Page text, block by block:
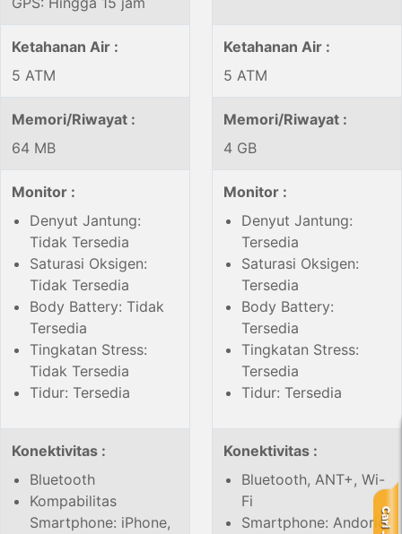
Ketahanan Air :
5 ATM
Ketahanan Air :
5 ATM
Memori/Riwayat :
64 MB
Memori/Riwayat :
4 GB
Monitor :
Denyut Jantung:
Tidak Tersedia
Saturasi Oksigen:
Tidak Tersedia
Body Battery: Tidak
Tersedia
Tingkatan Stress:
Tidak Tersedia
Tidur: Tersedia
Monitor :
Denyut Jantung:
Tersedia
Saturasi Oksigen:
Tersedia
Body Battery:
Tersedia
Tingkatan Stress:
Tersedia
Tidur: Tersedia
Konektivitas :
Bluetooth
Kompabilitas
Smartphone: iPhone,
Konektivitas :
Bluetooth, ANT+, Wi-
Fi
Smartphone: Andorid,